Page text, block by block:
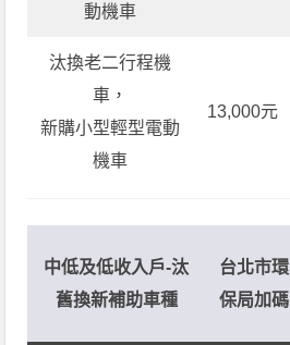
動機車
汰換老二行程機
車，
新購小型輕型電動
機車
13,000元
中低及低收入戶-汰
舊換新補助車種
台北市環
保局加碼